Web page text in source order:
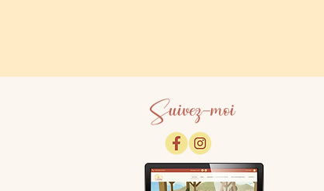
Suivez-moi